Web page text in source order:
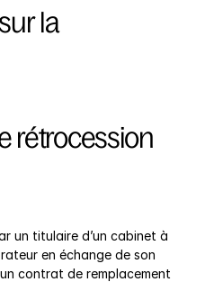
la
rétrocession
un titulaire d’un cabinet à
en échange de son
contrat de remplacement